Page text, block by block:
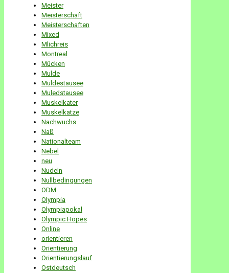
Meister
Meisterschaft
Meisterschaften
Mixed
Mlichreis
Montreal
Mücken
Mulde
Muldestausee
Muledstausee
Muskelkater
Muskelkatze
Nachwuchs
Naß
Nationalteam
Nebel
neu
Nudeln
Nullbedingungen
ODM
Olympia
Olympiapokal
Olympic Hopes
Online
orientieren
Orientierung
Orientierungslauf
Ostdeutsch